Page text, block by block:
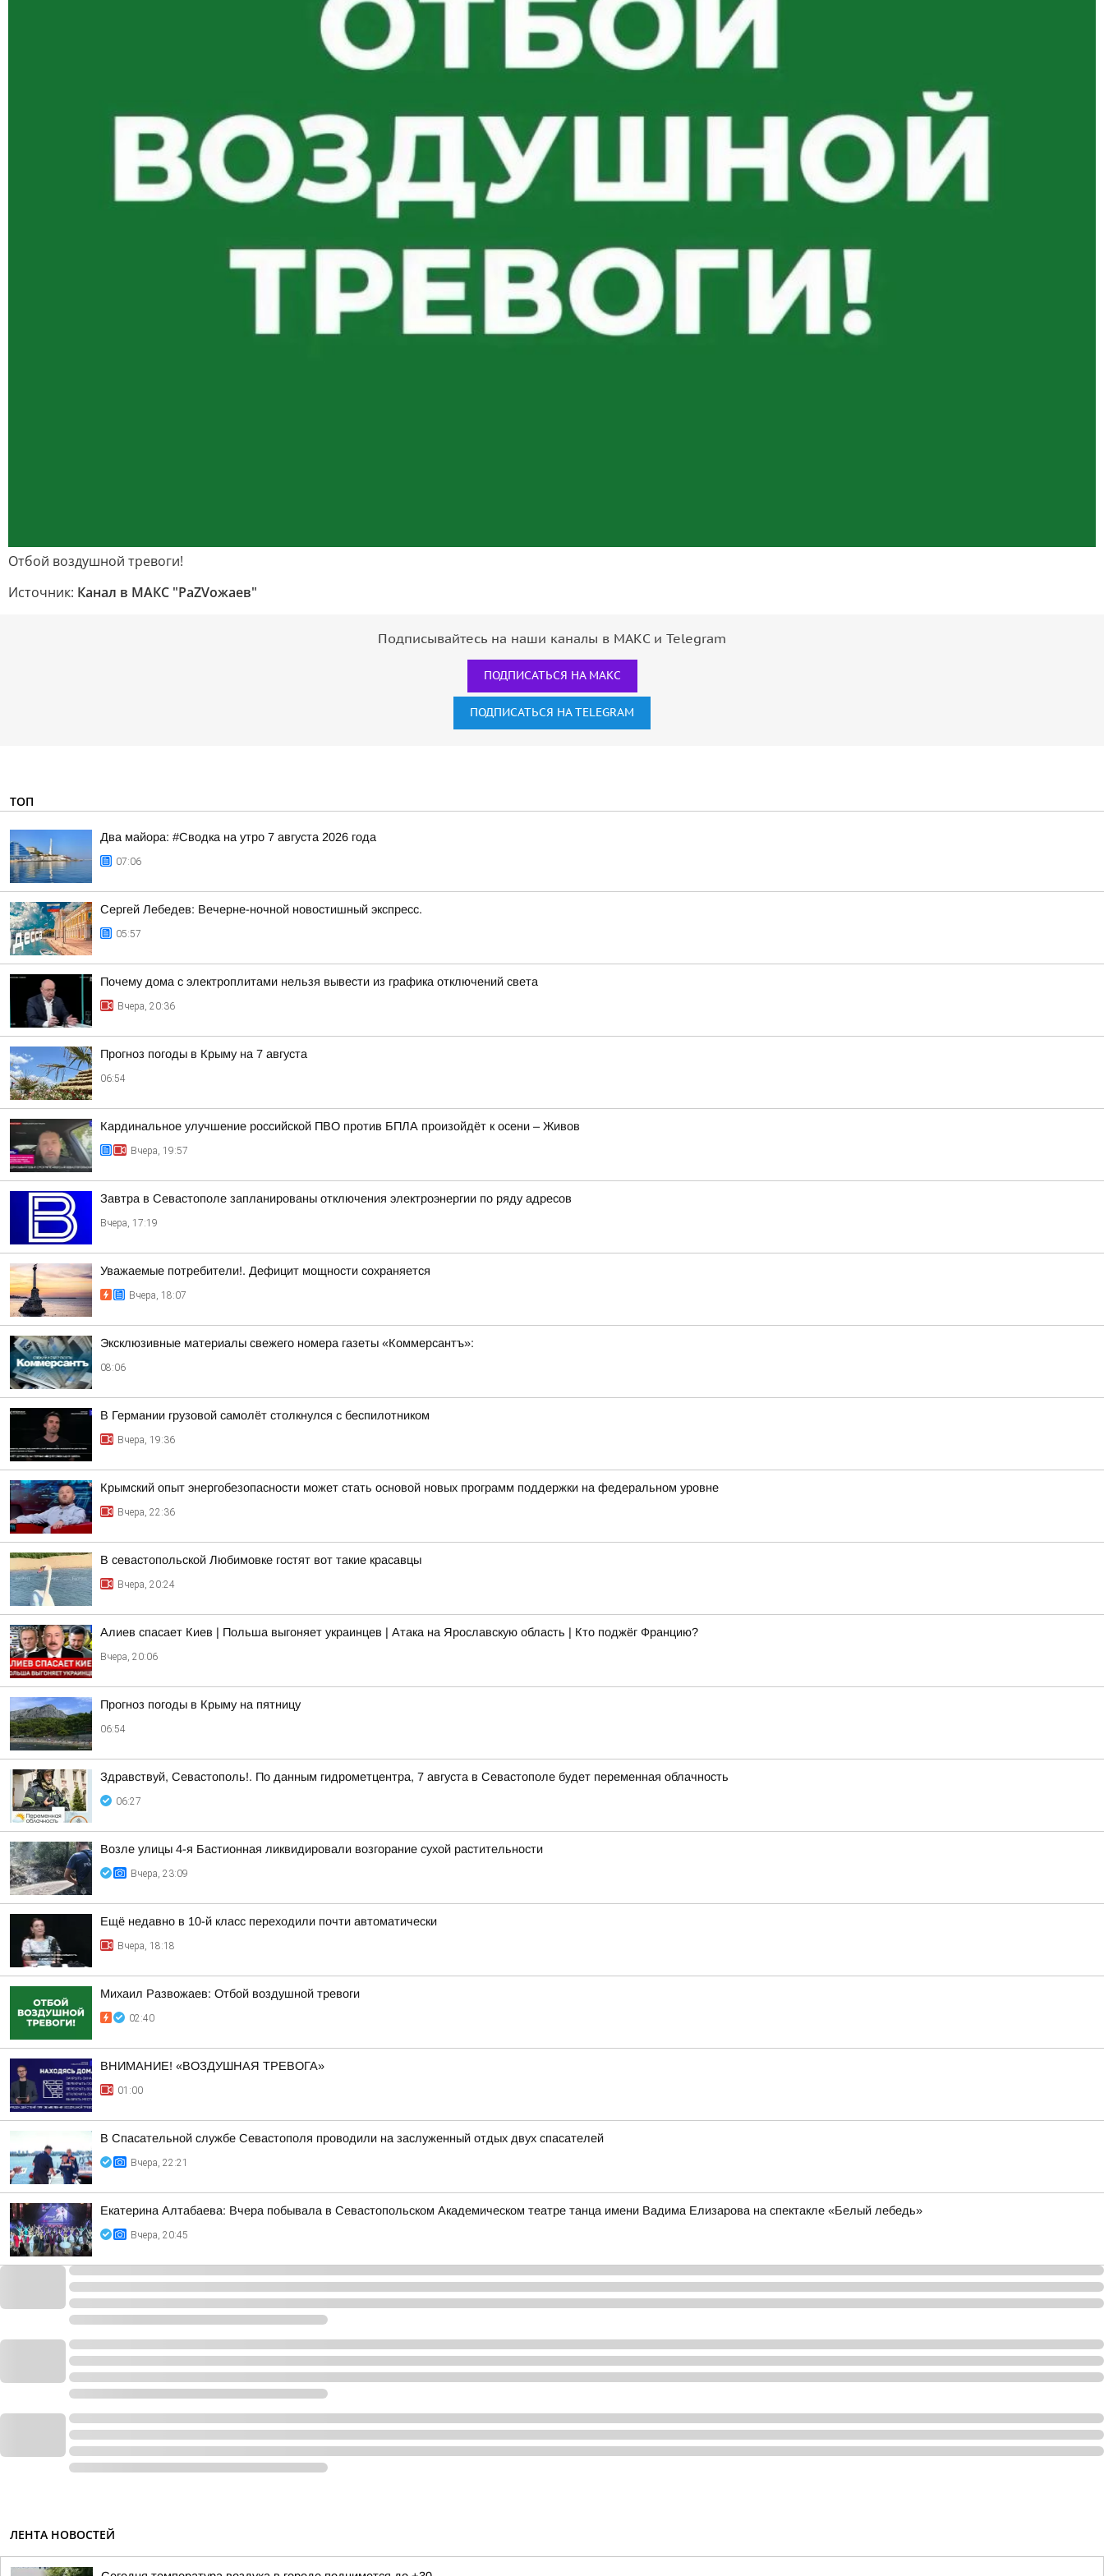
Отбой воздушной тревоги!
Источник: Канал в МАКС "РаZVожаев"
Подписывайтесь на наши каналы в МАКС и Telegram
ПОДПИСАТЬСЯ НА МАКС
ПОДПИСАТЬСЯ НА TELEGRAM
ТОП
Два майора: #Сводка на утро 7 августа 2026 года
07:06
Сергей Лебедев: Вечерне-ночной новостишный экспресс.
05:57
Почему дома с электроплитами нельзя вывести из графика отключений света
Вчера, 20:36
Прогноз погоды в Крыму на 7 августа
06:54
Кардинальное улучшение российской ПВО против БПЛА произойдёт к осени – Живов
Вчера, 19:57
Завтра в Севастополе запланированы отключения электроэнергии по ряду адресов
Вчера, 17:19
Уважаемые потребители!. Дефицит мощности сохраняется
Вчера, 18:07
Эксклюзивные материалы свежего номера газеты «Коммерсантъ»:
08:06
В Германии грузовой самолёт столкнулся с беспилотником
Вчера, 19:36
Крымский опыт энергобезопасности может стать основой новых программ поддержки на федеральном уровне
Вчера, 22:36
В севастопольской Любимовке гостят вот такие красавцы
Вчера, 20:24
Алиев спасает Киев | Польша выгоняет украинцев | Атака на Ярославскую область | Кто поджёг Францию?
Вчера, 20:06
Прогноз погоды в Крыму на пятницу
06:54
Здравствуй, Севастополь!. По данным гидрометцентра, 7 августа в Севастополе будет переменная облачность
06:27
Возле улицы 4-я Бастионная ликвидировали возгорание сухой растительности
Вчера, 23:09
Ещё недавно в 10-й класс переходили почти автоматически
Вчера, 18:18
Михаил Развожаев: Отбой воздушной тревоги
02:40
ВНИМАНИЕ! «ВОЗДУШНАЯ ТРЕВОГА»
01:00
В Спасательной службе Севастополя проводили на заслуженный отдых двух спасателей
Вчера, 22:21
Екатерина Алтабаева: Вчера побывала в Севастопольском Академическом театре танца имени Вадима Елизарова на спектакле «Белый лебедь»
Вчера, 20:45
ЛЕНТА НОВОСТЕЙ